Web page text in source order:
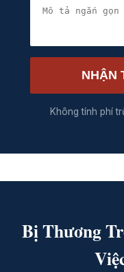
NHẬN
Không tính phí
Bị Thương